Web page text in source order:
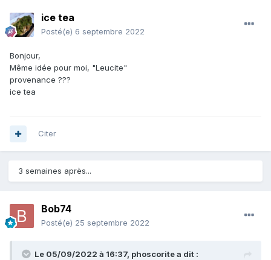
ice tea
Posté(e) 6 septembre 2022
Bonjour,
Même idée pour moi, "Leucite"
provenance ???
ice tea
Citer
3 semaines après...
Bob74
Posté(e) 25 septembre 2022
Le 05/09/2022 à 16:37, phoscoritea dit :